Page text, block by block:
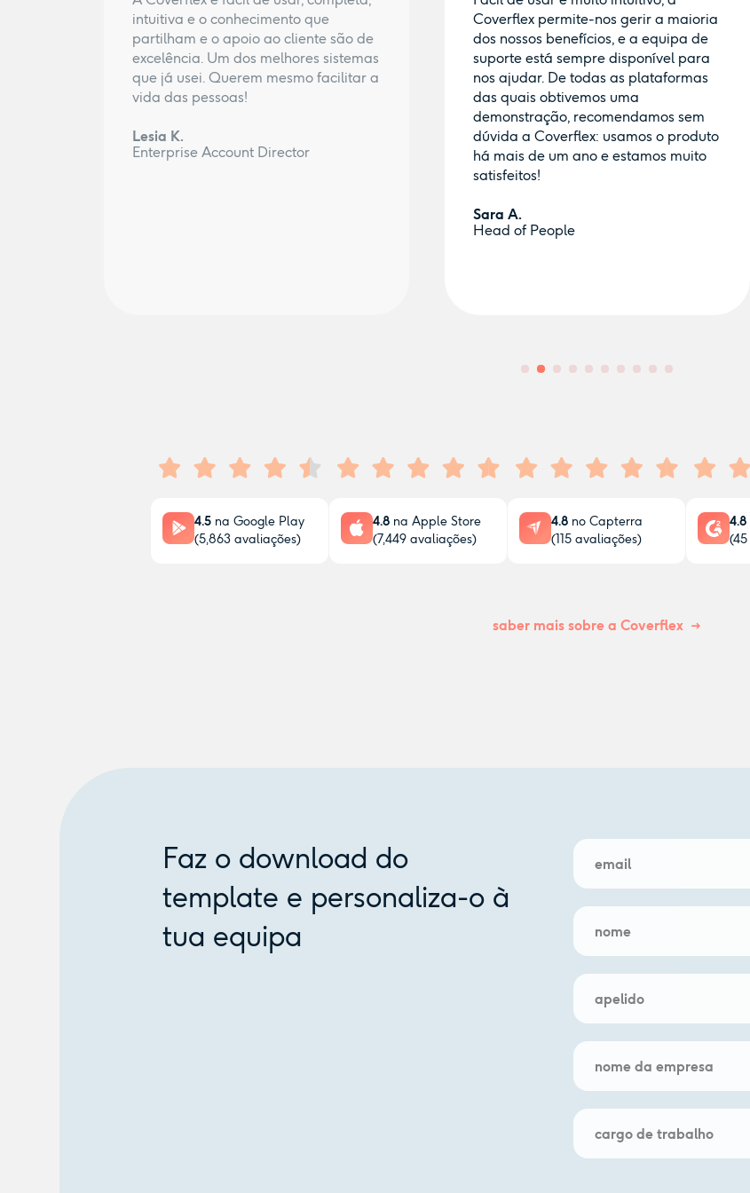
intuitiva e o conhecimento que
partilham e o apoio ao cliente são de
excelência. Um dos melhores sistemas
que já usei. Querem mesmo facilitar a
vida das pessoas!
Lesia K.
Enterprise Account Director
Coverflex permite-nos gerir a maioria
dos nossos benefícios, e a equipa de
suporte está sempre disponível para
nos ajudar. De todas as plataformas
das quais obtivemos uma
demonstração, recomendamos sem
dúvida a Coverflex: usamos o produto
há mais de um ano e estamos muito
satisfeitos!
Sara A.
Head of People
4.5 na Google Play
(5,863 avaliações)
4.8 na Apple Store
(7,449 avaliações)
4.8 no Capterra
(115 avaliações)
4.8
(45
saber mais sobre a Coverflex
Faz o download do
template e personaliza-o à
tua equipa